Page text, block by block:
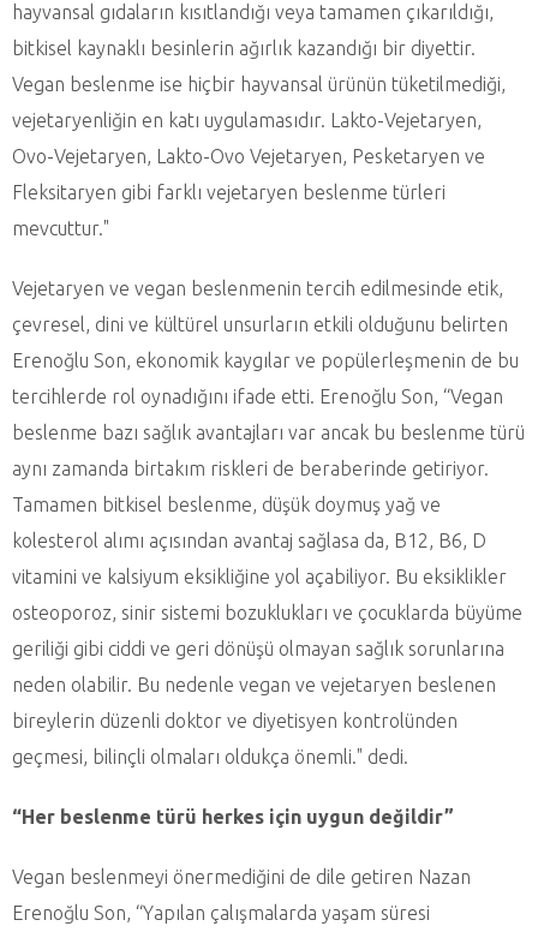
hayvansal gıdaların kısıtlandığı veya tamamen çıkarıldığı,
bitkisel kaynaklı besinlerin ağırlık kazandığı bir diyettir.
Vegan beslenme ise hiçbir hayvansal ürünün tüketilmediği,
vejetaryenliğin en katı uygulamasıdır. Lakto-Vejetaryen,
Ovo-Vejetaryen, Lakto-Ovo Vejetaryen, Pesketaryen ve
Fleksitaryen gibi farklı vejetaryen beslenme türleri
mevcuttur."
Vejetaryen ve vegan beslenmenin tercih edilmesinde etik,
çevresel, dini ve kültürel unsurların etkili olduğunu belirten
Erenoğlu Son, ekonomik kaygılar ve popülerleşmenin de bu
tercihlerde rol oynadığını ifade etti. Erenoğlu Son, “Vegan
beslenme bazı sağlık avantajları var ancak bu beslenme türü
aynı zamanda birtakım riskleri de beraberinde getiriyor.
Tamamen bitkisel beslenme, düşük doymuş yağ ve
kolesterol alımı açısından avantaj sağlasa da, B12, B6, D
vitamini ve kalsiyum eksikliğine yol açabiliyor. Bu eksiklikler
osteoporoz, sinir sistemi bozuklukları ve çocuklarda büyüme
geriliği gibi ciddi ve geri dönüşü olmayan sağlık sorunlarına
neden olabilir. Bu nedenle vegan ve vejetaryen beslenen
bireylerin düzenli doktor ve diyetisyen kontrolünden
geçmesi, bilinçli olmaları oldukça önemli." dedi.
“Her beslenme türü herkes için uygun değildir”
Vegan beslenmeyi önermediğini de dile getiren Nazan
Erenoğlu Son, “Yapılan çalışmalarda yaşam süresi